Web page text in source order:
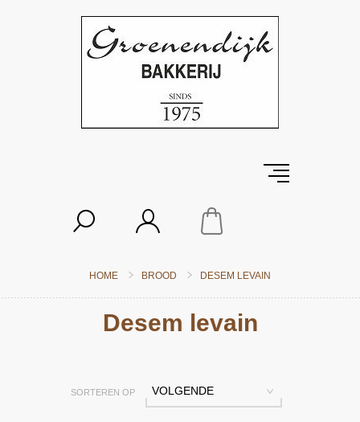
HOME BROOD DESEM LEVAIN
Desem levain
SORTEREN OP VOLGENDE